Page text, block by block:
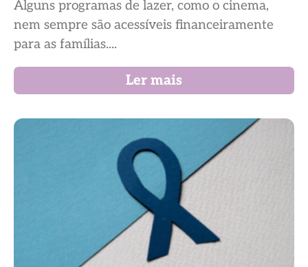
Alguns programas de lazer, como o cinema,
nem sempre são acessíveis financeiramente
para as famílias....
Ler mais